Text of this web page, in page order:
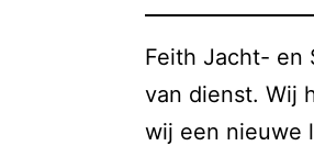
Feith Jacht- en
van dienst. Wij
wij een nieuwe